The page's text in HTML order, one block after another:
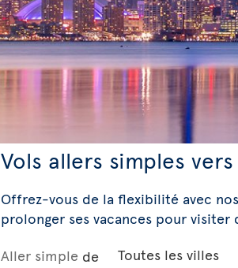
Vols allers simples
Offrez-vous de la flexibilité avec
prolonger ses vacances pour visiter
Aller simple de